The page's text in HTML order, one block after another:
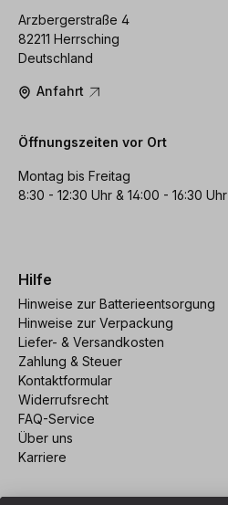
Arzbergerstraße 4
82211 Herrsching
Deutschland
Anfahrt
Öffnungszeiten vor Ort
Montag bis Freitag
8:30 - 12:30 Uhr & 14:00 - 16:30 Uhr
Hilfe
Hinweise zur Batterieentsorgung
Hinweise zur Verpackung
Liefer- & Versandkosten
Zahlung & Steuer
Kontaktformular
Widerrufsrecht
FAQ-Service
Über uns
Karriere